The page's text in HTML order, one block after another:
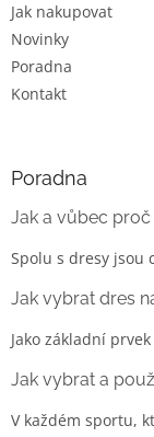
Jak nakupovat
Novinky
Poradna
Kontakt
Poradna
Jak a vůbec
Spolu s dresy jsou
Jak vybrat dres
Jako základní
Jak vybrat a
V každém sportu,